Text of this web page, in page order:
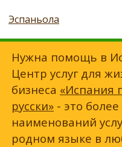
Эспаньола
Нужна помощь в
Центр услуг для
бизнеса «Испания
русски» - это более
наименований
родном языке в